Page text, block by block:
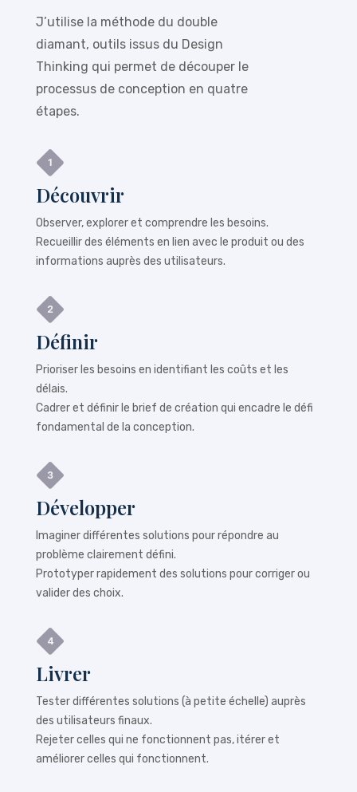
J’utilise la méthode du double
diamant, outils issus du Design
Thinking qui permet de découper le
processus de conception en quatre
étapes.
Découvrir
Observer, explorer et comprendre les besoins.
Recueillir des éléments en lien avec le produit ou des
informations auprès des utilisateurs.
Définir
Prioriser les besoins en identifiant les coûts et les
délais.
Cadrer et définir le brief de création qui encadre le défi
fondamental de la conception.
Développer
Imaginer différentes solutions pour répondre au
problème clairement défini.
Prototyper rapidement des solutions pour corriger ou
valider des choix.
Livrer
Tester différentes solutions (à petite échelle) auprès
des utilisateurs finaux.
Rejeter celles qui ne fonctionnent pas, itérer et
améliorer celles qui fonctionnent.